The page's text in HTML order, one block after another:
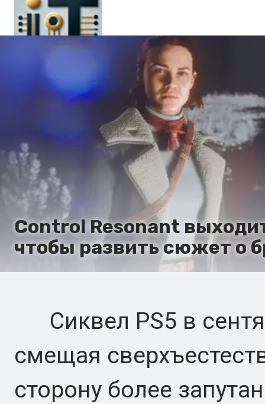
It
Control Resonant
чтобы развить сюжет о
Сиквел PS5 в
смещая
сторону более